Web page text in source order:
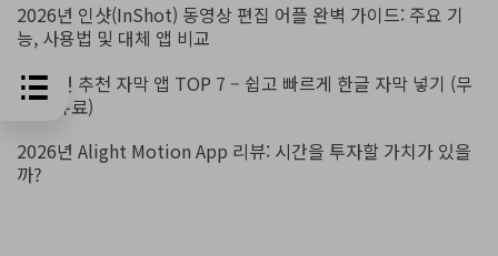
2026년 인샷(InShot) 동영상 편집 어플 완벽 가이드: 주요 기
능, 사용법 및 대체 앱 비교
2026년 추천 자막 앱 TOP 7 – 쉽고 빠르게 한글 자막 넣기 (무
료 & 유료)
2026년 Alight Motion App 리뷰: 시간을 투자할 가치가 있을
까?